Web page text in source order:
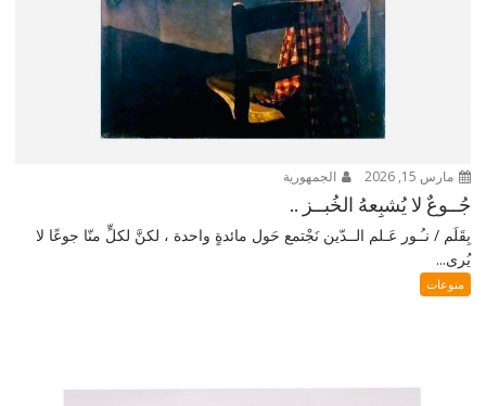
مارس 15, 2026 الجمهورية
جُــوعٌ لا يُشبِعهُ الخُبــز ..
بِقَلَم / نـُـور عَـلم الــدّين نَجْتمع حَول مائدةٍ واحدة ، لكنَّ لكلٍّ منّا جوعًا لا
يُرى...
منوعات